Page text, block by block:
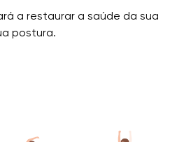
a restaurar a saúde da sua
postura.